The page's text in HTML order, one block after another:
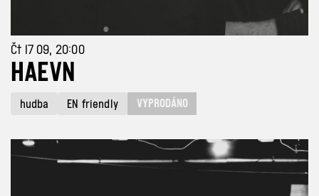
Čt 17 09, 20:00
HAEVN
hudba EN friendly VYPRODÁNO